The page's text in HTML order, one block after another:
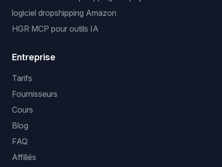
logiciel dropshipping Amazon
HGR MCP pour outils IA
Entreprise
Tarifs
Fournisseurs
Cours
Blog
FAQ
Affiliés